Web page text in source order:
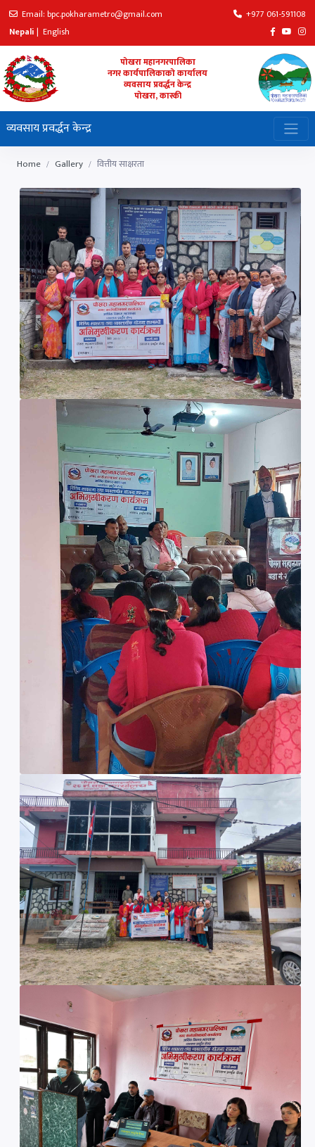
Email: bpc.pokharametro@gmail.com
+977 061-591108
Nepali | English
पोखरा महानगरपालिका
नगर कार्यपालिकाको कार्यालय
व्यवसाय प्रवर्द्धन केन्द्र
पोखरा, कास्की
व्यवसाय प्रवर्द्धन केन्द्र
Home Gallery वित्तीय साक्षरता